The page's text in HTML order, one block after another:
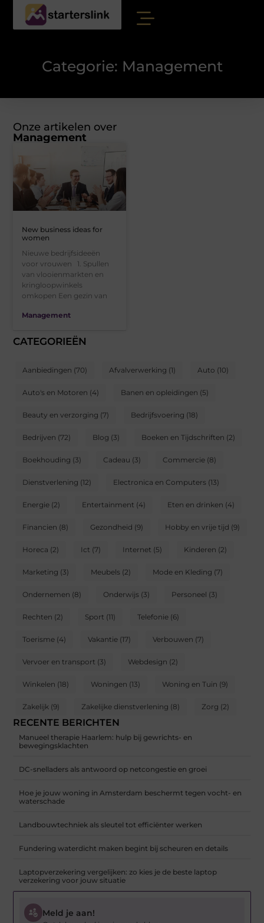
Categorie: Management
Onze artikelen over
Management
New business ideas for
women
Nieuwe bedrijfsideeën
voor vrouwen 1. Spullen
van vlooienmarkten en
kringloopwinkels
omkopen Een gezin van
Management
CATEGORIEËN
Aanbiedingen (70) Afvalverwerking (1) Auto (10)
Auto's en Motoren (4) Banen en opleidingen (5)
Beauty en verzorging (7) Bedrijfsvoering (18)
Bedrijven (72) Blog (3) Boeken en Tijdschriften (2)
Boekhouding (3) Cadeau (3) Commercie (8)
Dienstverlening (12) Electronica en Computers (13)
Energie (2) Entertainment (4) Eten en drinken (4)
Financien (8) Gezondheid (9) Hobby en vrije tijd (9)
Horeca (2) Ict (7) Internet (5) Kinderen (2)
Marketing (3) Meubels (2) Mode en Kleding (7)
Ondernemen (8) Onderwijs (3) Personeel (3)
Rechten (2) Sport (11) Telefonie (6)
Toerisme (4) Vakantie (17) Verbouwen (7)
Vervoer en transport (3) Webdesign (2)
Winkelen (18) Woningen (13) Woning en Tuin (9)
Zakelijk (9) Zakelijke dienstverlening (8) Zorg (2)
RECENTE BERICHTEN
Manueel therapie Haarlem: hulp bij gewrichts- en
bewegingsklachten
DC-snelladers als antwoord op netcongestie en groei
Hoe je jouw woning in Amsterdam beschermt tegen vocht- en
waterschade
Landbouwtechniek als sleutel tot efficiënter werken
Fundering waterdicht maken begint bij scheuren en details
Laptopverzekering vergelijken: zo kies je de beste laptop
verzekering voor jouw situatie
Meld je aan!